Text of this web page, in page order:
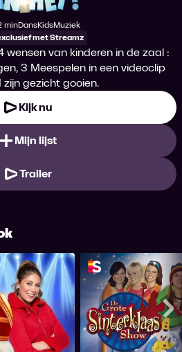
Productiejaar
Tijdsduur
min
Genre
Dans
Genre
Kids
Genre
Muziek
met Streamz
wensen van kinderen in de zaal :
3 Meespelen in een videoclip
gezicht gooien.
Kijk nu
Mijn lijst
Trailer
2022 De Grote